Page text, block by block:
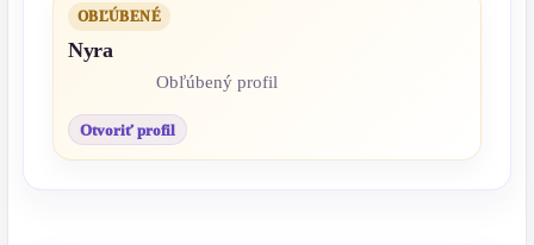
OBĽÚBENÉ
Nyra
Obľúbený profil
Otvoriť profil